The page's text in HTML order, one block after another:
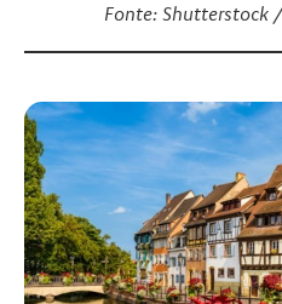
Fonte: Shutterstock